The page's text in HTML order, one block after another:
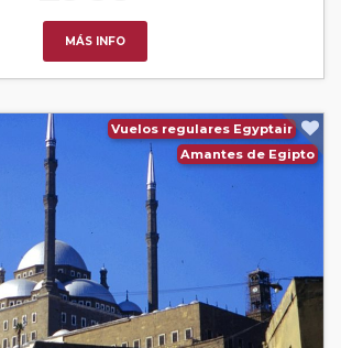
MÁS INFO
Vuelos regulares Egyptair
Amantes de Egipto